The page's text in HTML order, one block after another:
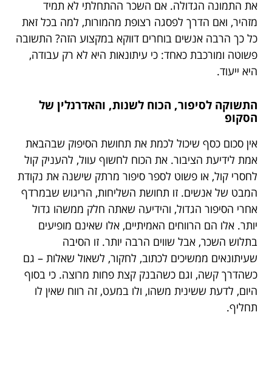
את התמונה הגדולה. אם השכר ההתחלתי לא תמיד
מזהיר, ואם הדרך לפסגה רצופת מהמורות, למה בכל זאת
כל כך הרבה אנשים בוחרים דווקא במקצוע הזה? התשובה
פשוטה ומורכבת כאחד: כי עיתונאות היא לא רק עבודה,
היא ייעוד.
התשוקה לסיפור, הכוח לשנות, והאדרנלין של
הסקופ
אין סכום כסף שיכול לכמת את תחושת הסיפוק שבהבאת
אמת לידיעת הציבור. את הכוח לחשוף עוול, להעניק קול
לחסרי קול, או פשוט לספר סיפור מרתק שישנה את נקודת
המבט של אנשים. זו תחושת השליחות, הריגוש שבמרדף
אחרי הסיפור הגדול, והידיעה שאתה חלק ממשהו גדול
יותר. אלו הם הרווחים האמיתיים, אלו שאינם מופיעים
בתלוש השכר, אבל שווים הרבה יותר. זו הסיבה
שעיתונאים ממשיכים לכתוב, לחקור, לשאול שאלות – גם
כשהדרך קשה, וגם כשהבנק קצת פחות מרוצה. כי בסוף
היום, לדעת ששינית משהו, ולו במעט, זה רווח שאין לו
תחליף.